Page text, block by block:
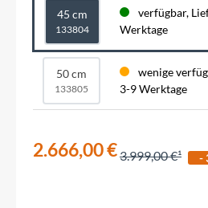
45 cm
133804
verfügbar,
Werktage
50 cm
133805
wenige
3-9 Werktage
2.666,00 €3.999,00 € -